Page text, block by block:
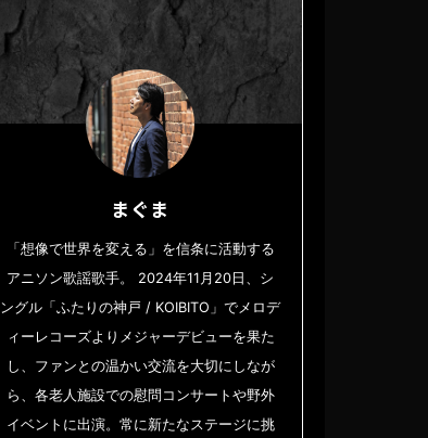
まぐま
「想像で世界を変える」を信条に活動する
アニソン歌謡歌手。 2024年11月20日、シ
ングル「ふたりの神戸 / KOIBITO」でメロデ
ィーレコーズよりメジャーデビューを果た
し、ファンとの温かい交流を大切にしなが
ら、各老人施設での慰問コンサートや野外
イベントに出演。常に新たなステージに挑